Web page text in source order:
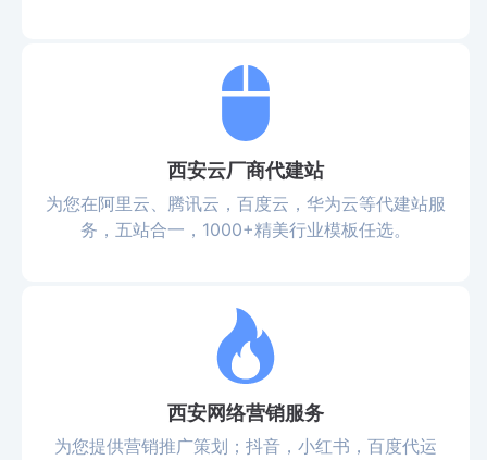
西安云厂商代建站
为您在阿里云、腾讯云，百度云，华为云等代建站服
务，五站合一，1000+精美行业模板任选。
西安网络营销服务
为您提供营销推广策划；抖音，小红书，百度代运